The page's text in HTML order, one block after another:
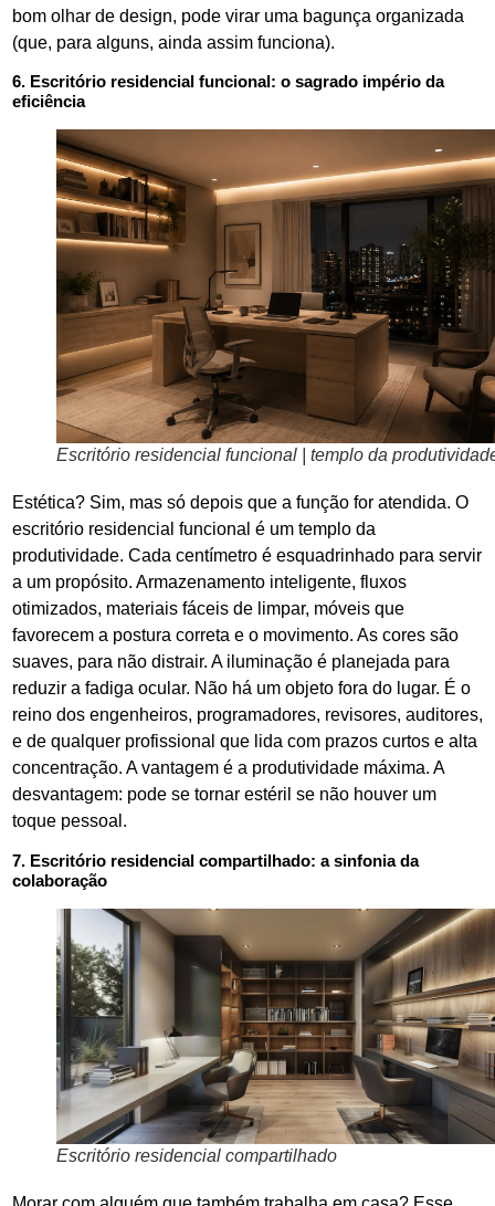
bom olhar de design, pode virar uma bagunça organizada
(que, para alguns, ainda assim funciona).
6. Escritório residencial funcional: o sagrado império da
eficiência
Escritório residencial funcional | templo da
Estética? Sim, mas só depois que a função for atendida. O
escritório residencial funcional é um templo da
produtividade. Cada centímetro é esquadrinhado para servir
a um propósito. Armazenamento inteligente, fluxos
otimizados, materiais fáceis de limpar, móveis que
favorecem a postura correta e o movimento. As cores são
suaves, para não distrair. A iluminação é planejada para
reduzir a fadiga ocular. Não há um objeto fora do lugar. É o
reino dos engenheiros, programadores, revisores, auditores,
e de qualquer profissional que lida com prazos curtos e alta
concentração. A vantagem é a produtividade máxima. A
desvantagem: pode se tornar estéril se não houver um
toque pessoal.
7. Escritório residencial compartilhado: a sinfonia da
colaboração
Escritório residencial compartilhado